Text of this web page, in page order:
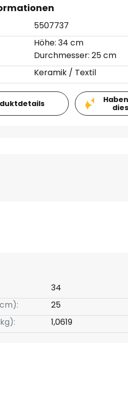
5507737
Höhe: 34 cm
Durchmesser: 25 cm
Keramik / Textil
34
25
1,0619